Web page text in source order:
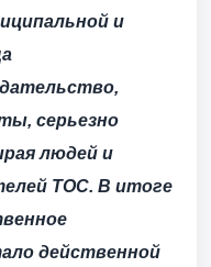
и
серьезно
людей и
ТОС. В итоге
действенной